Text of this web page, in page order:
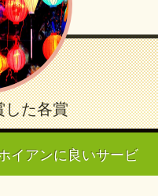
た各賞
イアンに良いサービ